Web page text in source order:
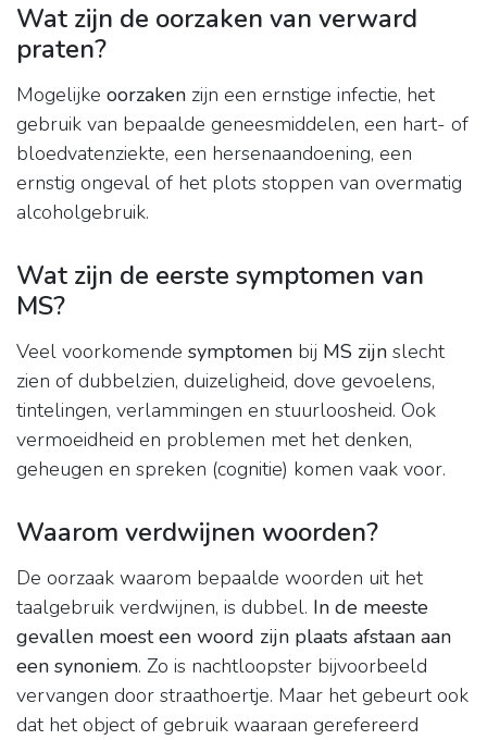
Wat zijn de oorzaken van verward
praten?
Mogelijke oorzaken zijn een ernstige infectie, het
gebruik van bepaalde geneesmiddelen, een hart- of
bloedvatenziekte, een hersenaandoening, een
ernstig ongeval of het plots stoppen van overmatig
alcoholgebruik.
Wat zijn de eerste symptomen van
MS?
Veel voorkomende symptomen bij MS zijn slecht
zien of dubbelzien, duizeligheid, dove gevoelens,
tintelingen, verlammingen en stuurloosheid. Ook
vermoeidheid en problemen met het denken,
geheugen en spreken (cognitie) komen vaak voor.
Waarom verdwijnen woorden?
De oorzaak waarom bepaalde woorden uit het
taalgebruik verdwijnen, is dubbel. In de meeste
gevallen moest een woord zijn plaats afstaan aan
een synoniem. Zo is nachtloopster bijvoorbeeld
vervangen door straathoertje. Maar het gebeurt ook
dat het object of gebruik waaraan gerefereerd